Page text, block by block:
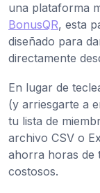
una plataforma
BonusQR, esta
diseñado para
directamente
En lugar de
(y arriesgarte a
tu lista de
archivo CSV o
ahorra horas de
costosos.